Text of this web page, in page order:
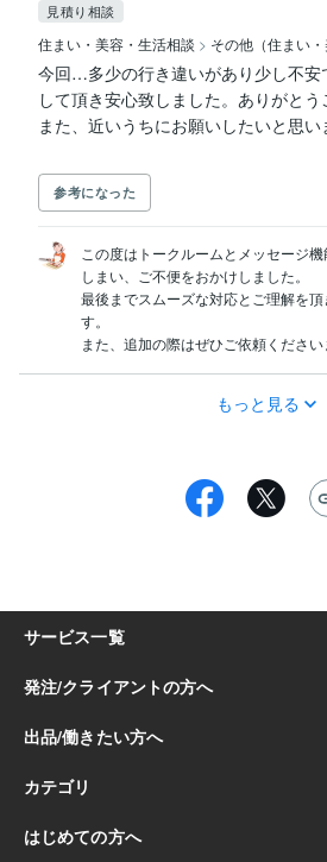
見積り相談
住まい・美容・生活相談 > その他（住まい・
今回…多少の行き違いがあり少し不安
して頂き安心致しました。ありがとう
参考になった
この度はトークルームとメッセージ
しまい、ご不便をおかけしました。
最後までスムーズな対応とご理解を
す。
また、追加の際はぜひご依頼ください
もっと見る